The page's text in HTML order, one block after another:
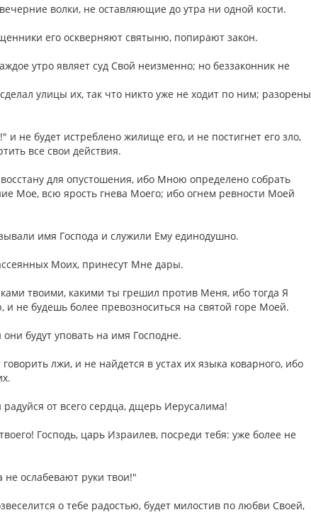
волки, не оставляющие до утра ни одной кости.
его оскверняют святыню, попирают закон.
утро являет суд Свой неизменно; но беззаконник не
улицы их, так что никто уже не ходит по ним; разорены
не будет истреблено жилище его, и не постигнет его зло,
все свои действия.
для опустошения, ибо Мною определено собрать
Мое, всю ярость гнева Моего; ибо огнем ревности Моей
имя Господа и служили Ему единодушно.
Моих, принесут Мне дары.
твоими, какими ты грешил против Меня, ибо тогда Я
не будешь более превозноситься на святой горе Моей.
будут уповать на имя Господне.
лжи, и не найдется в устах их языка коварного, ибо
от всего сердца, дщерь Иерусалима!
Господь, царь Израилев, посреди тебя: уже более не
не ослабевают руки твои!"
о тебе радостью, будет милостив по любви Своей,